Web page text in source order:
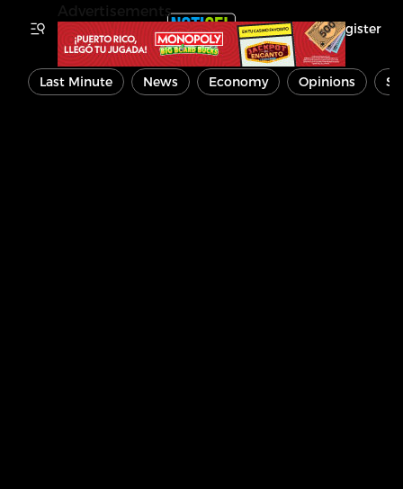
Register
Last Minute News Economy Opinions
Advertisements